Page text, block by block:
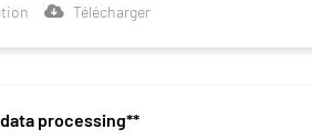
Télécharger
processing**